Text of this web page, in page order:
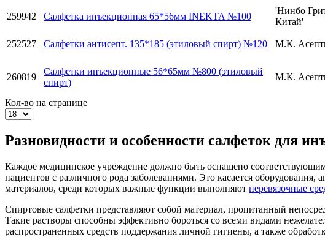
259942 Салфетка инъекционная 65*56мм INEKTA №100
'Нинбо
Китай'
252527 Салфетки антисепт. 135*185 (этиловый спирт) №120 М.К.
260819
Салфетки инъекционные 56*65мм №800 (этиловый
спирт)
М.К.
Кол-во на странице
Разновидности и особенности салфеток для
Каждое медицинское учреждение должно быть оснащено
пациентов с различного рода заболеваниями. Это касается
материалов, среди которых важные функции выполняют перевязочные
Спиртовые салфетки представляют собой материал, пропитанный
Такие растворы способны эффективно бороться со всеми видами
распространенных средств поддержания личной гигиены, а также